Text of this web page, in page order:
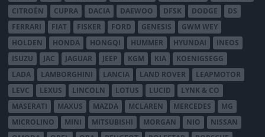
CITROËN
CUPRA DACIA DAEWOO DFSK DODGE
DS
FERRARI
FIAT FISKER FORD GENESIS
GWM WEY
HOLDEN
HONDA HONGQI HUMMER HYUNDAI
INEOS
ISUZU
JAC JAGUAR JEEP KGM KIA
KOENIGSEGG
LADA
LAMBORGHINI LANCIA LAND ROVER
LEAPMOTOR
LEVC
LEXUS LINCOLN LOTUS LUCID
LYNK & CO
MASERATI
MAXUS MAZDA MCLAREN MERCEDES
MG
MICROLINO
MINI MITSUBISHI MORGAN NIO
NISSAN